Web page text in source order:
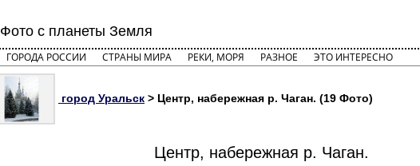
Фото с планеты Земля
ГОРОДА РОССИИ СТРАНЫ МИРА РЕКИ, МОРЯ РАЗНОЕ ЭТО ИНТЕРЕСНО
город Уральск > Центр, набережная р. Чаган. (19 Фото)
Центр, набережная р. Чаган.